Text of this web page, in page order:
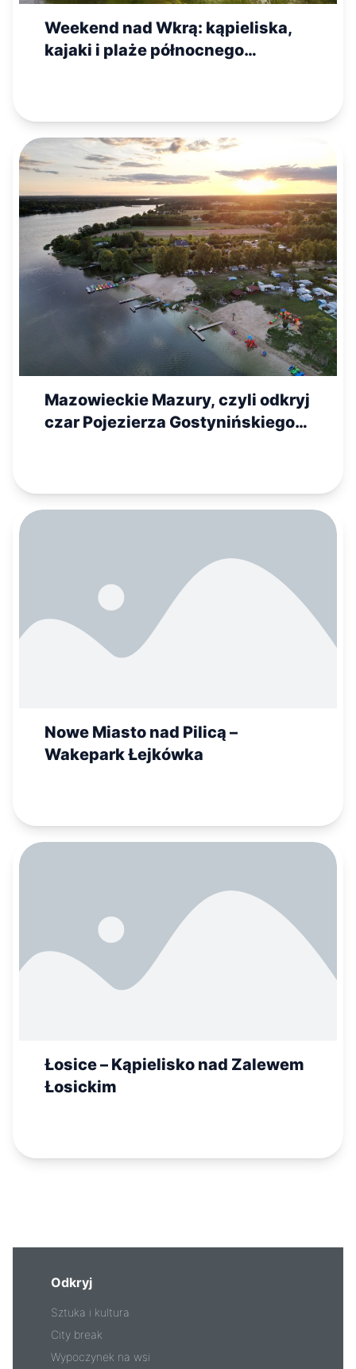
Weekend nad Wkrą: kąpieliska,
kajaki i plaże północnego
Mazowieckie Mazury, czyli odkryj
czar Pojezierza Gostynińskiego
Nowe Miasto nad Pilicą –
Wakepark Łejkówka
Łosice – Kąpielisko nad Zalewem
Łosickim
Odkryj
Sztuka i kultura
City break
Wypoczynek na wsi